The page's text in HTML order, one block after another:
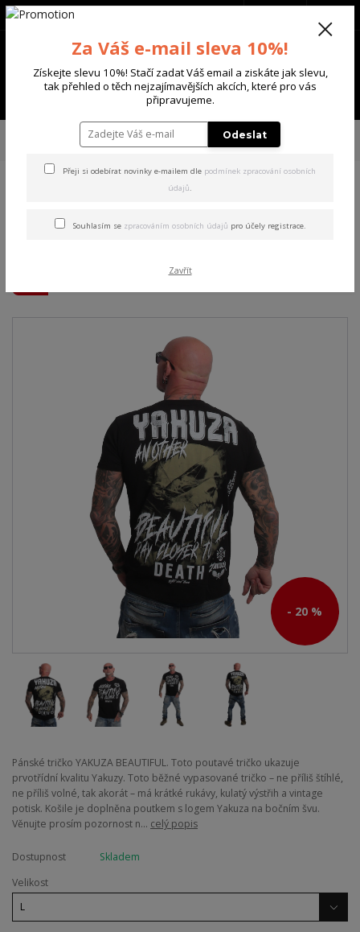
Menu
+420 702 136 620
TRIKA & TÍLKA
Yakuza pánské tričko Beautiful Regular
Beautiful Regular T-Shirt
- 20 %
Pánské tričko YAKUZA BEAUTIFUL. Toto poutavé tričko ukazuje
prvotřídní kvalitu Yakuzy. Toto běžné vypasované tričko – ne příliš štíhlé,
ne příliš volné, tak akorát – má krátké rukávy, kulatý výstřih a vintage
potisk. Košile je doplněna poutkem s logem Yakuza na bočním švu.
Věnujte prosím pozornost n... celý popis
Dostupnost
Skladem
Velikost
Za Váš e-mail sleva 10%!
Získejte slevu 10%! Stačí zadat Váš email a ziskáte jak slevu,
tak přehled o těch nejzajímavějších akcích, které pro vás
připravujeme.
Odeslat
Přeji si odebírat novinky e-mailem dle podmínek zpracování osobních
údajů.
Souhlasím se zpracováním osobních údajů pro účely registrace.
Zavřít